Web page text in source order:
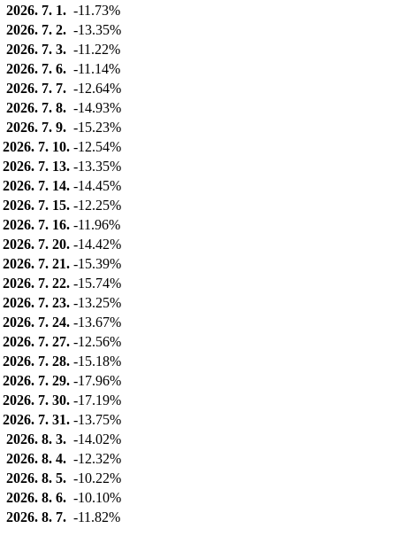
2026. 7. 1. -11.73%
2026. 7. 2. -13.35%
2026. 7. 3. -11.22%
2026. 7. 6. -11.14%
2026. 7. 7. -12.64%
2026. 7. 8. -14.93%
2026. 7. 9. -15.23%
2026. 7. 10. -12.54%
2026. 7. 13. -13.35%
2026. 7. 14. -14.45%
2026. 7. 15. -12.25%
2026. 7. 16. -11.96%
2026. 7. 20. -14.42%
2026. 7. 21. -15.39%
2026. 7. 22. -15.74%
2026. 7. 23. -13.25%
2026. 7. 24. -13.67%
2026. 7. 27. -12.56%
2026. 7. 28. -15.18%
2026. 7. 29. -17.96%
2026. 7. 30. -17.19%
2026. 7. 31. -13.75%
2026. 8. 3. -14.02%
2026. 8. 4. -12.32%
2026. 8. 5. -10.22%
2026. 8. 6. -10.10%
2026. 8. 7. -11.82%